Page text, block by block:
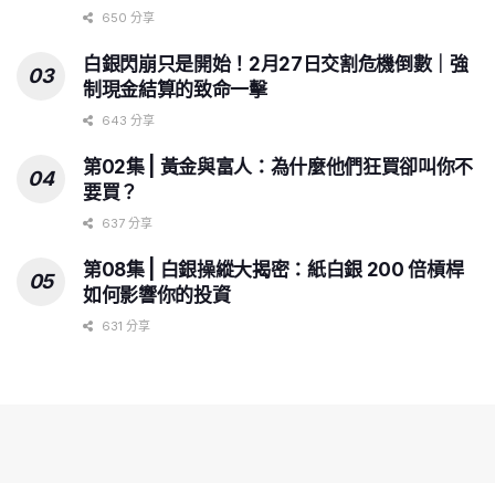
650 分享
白銀閃崩只是開始！2月27日交割危機倒數｜強
制現金結算的致命一擊
643 分享
第02集 | 黃金與富人：為什麼他們狂買卻叫你不
要買？
637 分享
第08集 | 白銀操縱大揭密：紙白銀 200 倍槓桿
如何影響你的投資
631 分享